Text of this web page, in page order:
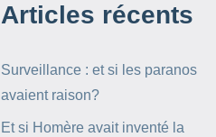
Articles récents
Surveillance : et si les paranos
avaient raison?
Et si Homère avait inventé la